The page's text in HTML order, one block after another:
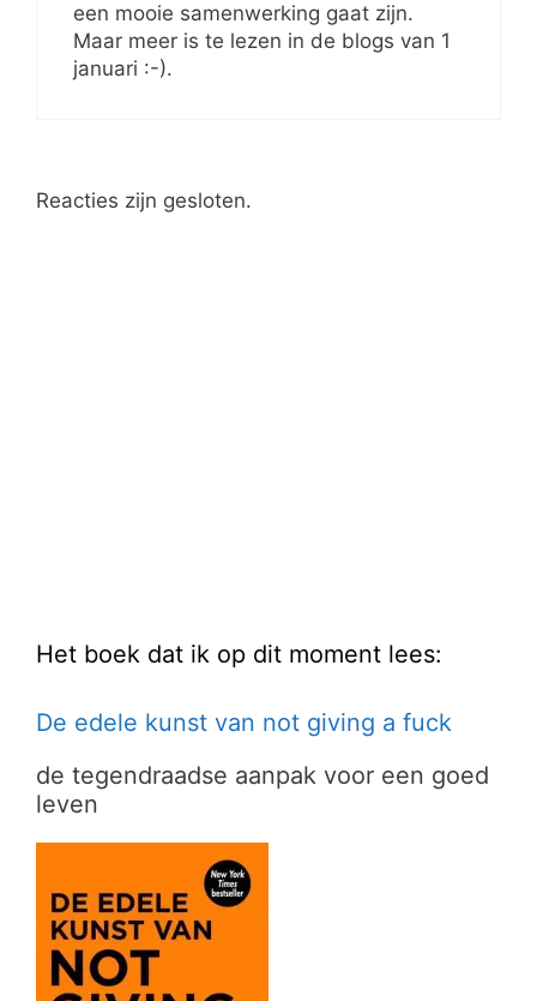
een mooie samenwerking gaat zijn.
Maar meer is te lezen in de blogs van 1
januari :-).
Reacties zijn gesloten.
Het boek dat ik op dit moment lees:
De edele kunst van not giving a fuck
de tegendraadse aanpak voor een goed
leven